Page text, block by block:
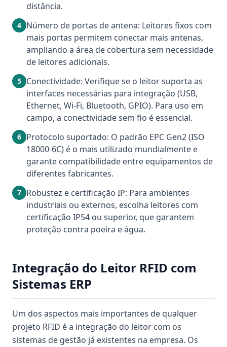
distância.
4 Número de portas de antena: Leitores fixos com
mais portas permitem conectar mais antenas,
ampliando a área de cobertura sem necessidade
de leitores adicionais.
5 Conectividade: Verifique se o leitor suporta as
interfaces necessárias para integração (USB,
Ethernet, Wi-Fi, Bluetooth, GPIO). Para uso em
campo, a conectividade sem fio é essencial.
6 Protocolo suportado: O padrão EPC Gen2 (ISO
18000-6C) é o mais utilizado mundialmente e
garante compatibilidade entre equipamentos de
diferentes fabricantes.
7 Robustez e certificação IP: Para ambientes
industriais ou externos, escolha leitores com
certificação IP54 ou superior, que garantem
proteção contra poeira e água.
Integração do Leitor RFID com
Sistemas ERP
Um dos aspectos mais importantes de qualquer
projeto RFID é a integração do leitor com os
sistemas de gestão já existentes na empresa. Os